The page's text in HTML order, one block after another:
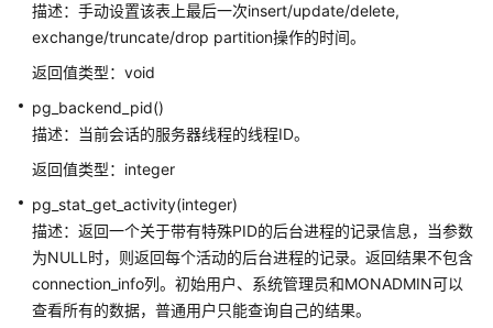
部
函
数
Global
SysCache
特
数
数
据
描述：手动设置该表上最后一次insert/update/delete,
exchange/truncate/drop partition操作的时间。
返回值类型：void
pg_backend_pid()
描述：当前会话的服务器线程的线程ID。
返回值类型：integer
pg_stat_get_activity(integer)
描述：返回一个关于带有特殊PID的后台进程的记录信息，当参数
为NULL时，则返回每个活动的后台进程的记录。返回结果不包含
connection_info列。初始用户、系统管理员和MONADMIN可以
查看所有的数据，普通用户只能查询自己的结果。